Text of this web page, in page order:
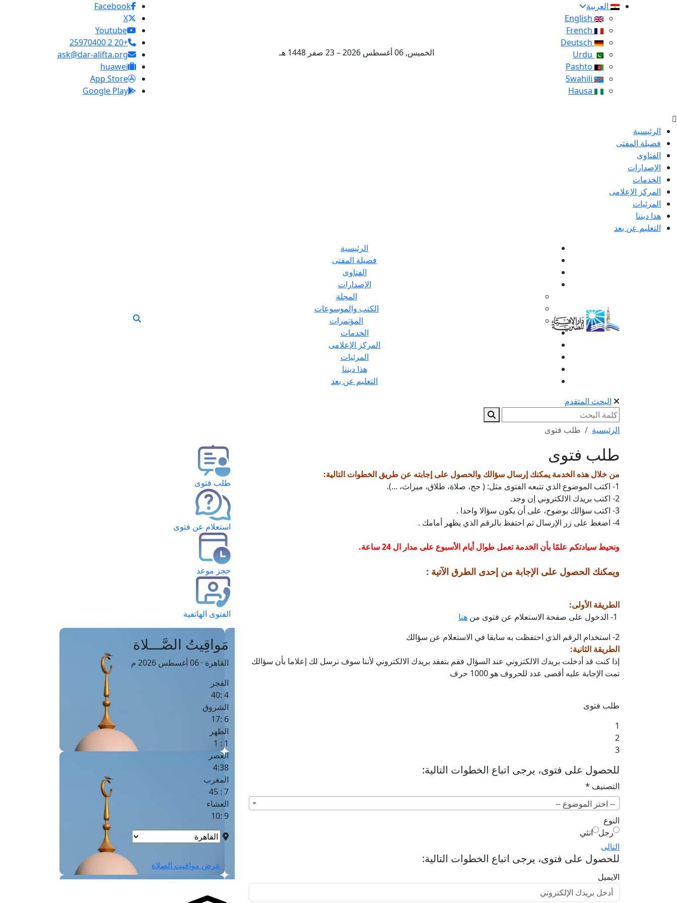
العربية
الخميس, 06 أغسطس 2026 – 23 صفر 1448 هـ
Facebook
X
Youtube
+20 2 25970400
ask@dar-alifta.org
huawei
App Store
Google Play
الرئيسية
فضيلة المفتى
الفتاوى
الإصدارات
الخدمات
المركز الإعلامى
المرئيات
هذا ديننا
التعليم عن بعد
الرئيسية
فضيلة المفتى
الفتاوى
الإصدارات
المجلة
الكتب والموسوعات
المؤتمرات
الخدمات
المركز الإعلامى
المرئيات
هذا ديننا
التعليم عن بعد
البحث المتقدم
الرئيسية طلب فتوى
طلب فتوى
من خلال هذه الخدمة يمكنك إرسال سؤالك والحصول على إجابته عن طريق الخطوات التالية:
1- اكتب الموضوع الذي تتبعه الفتوى مثل: ( حج، صلاة، طلاق، ميراث، ...).
2- اكتب بريدك الالكتروني إن وجد.
3- اكتب سؤالك بوضوح، على أن يكون سؤالا واحدا .
4- اضغط على زر الإرسال ثم احتفظ بالرقم الذي يظهر أمامك .
ونحيط سيادتكم علمًا بأن الخدمة تعمل طوال أيام الأسبوع على مدار ال 24 ساعة.
ويمكنك الحصول على الإجابة من إحدى الطرق الآتية :
الطريقة الأولى:
هنا
2- استخدام الرقم الذي احتفظت به سابقا في الاستعلام عن سؤالك
الطريقة الثانية:
إذا كنت قد أدخلت بريدك الالكتروني عند السؤال فقم بتفقد بريدك الالكتروني لأننا سوف نرسل لك إعلاما بأن سؤالك
تمت الإجابة عليه أقصى عدد للحروف هو 1000 حرف
طلب فتوى
1
2
3
للحصول على فتوى، يرجى اتباع الخطوات التالية:
التصنيف *
-- اختر الموضوع --
النوع
رجل انثي
التالى
للحصول على فتوى، يرجى اتباع الخطوات التالية:
الايميل
طلب فتوى
استعلام عن فتوى
حجز موعد
الفتوى الهاتفية
مَواقِيتُ الصَّـــلاة
القاهرة · 06 أغسطس 2026 م
الفجر
4 :40
الشروق
6 :17
الظهر
1 : 1
العصر
4:38
المغرب
7 : 45
العشاء
9 :10
عرض مواقيت الصلاة